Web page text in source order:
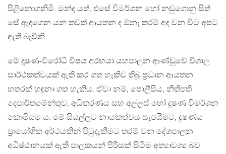
පිළිනොගනිමි. මන්ද යත්, එසේ විමර්ශන හෝ නඩුගොනු සිත්
සේ ඇදගෙන යන තවත් ආයතන ද ඕනෑ තරම් අද වන විට අපට
ඇති බැවිනි.
මේ දූෂණ-විරෝධී විෂය අරභයා යහපාලන ආණ්ඩුවේ විශාල
සාර්ථකත්වයක් ඇති කර ගත හැකිව තිබූ ප‍්‍රධාන ආයතන
හතරක් හඳුනා ගත හැකිය. ඒවා නම්, පොලීසිය, නීතිපති
දෙපාර්තමේන්තුව, අධිකරණය සහ අල්ලස් හෝ දූෂණ විමර්ශන
කොමිසම ය. මේ සියල්ලට නායකත්වය සැපයීමට, දූෂණය
ප‍්‍රායෝගික අර්ථයකින් පිටුදැකීමට තරම් වන දේශපාලන
අධිෂ්ඨානයක් ඇති පාලකයන් පිරිසක් සිටීම අත්‍යාවශ්‍ය බව